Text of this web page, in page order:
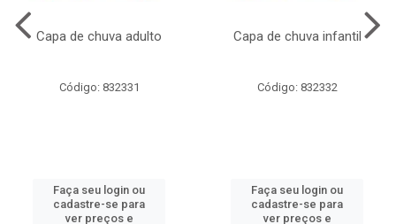
Capa de chuva adulto
Código: 832331
Faça seu login ou
cadastre-se para
ver preços e
Capa de chuva infantil
Código: 832332
Faça seu login ou
cadastre-se para
ver preços e